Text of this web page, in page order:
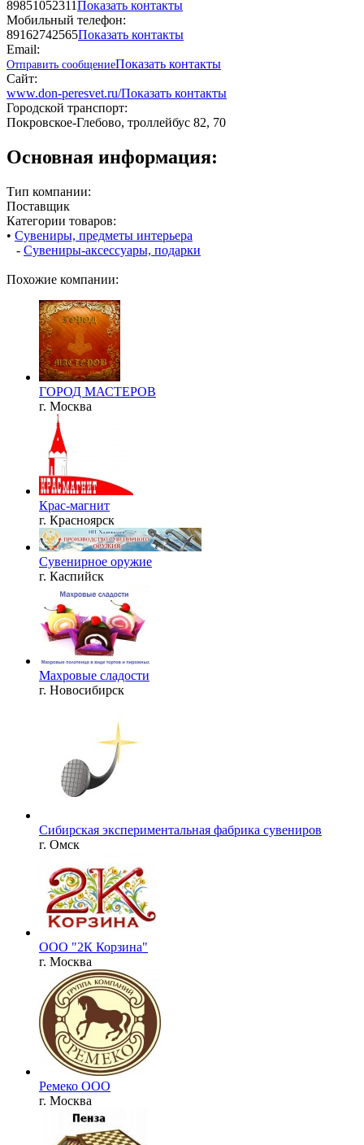
89851052311Показать контакты
Мобильный телефон:
89162742565Показать контакты
Email:
Отправить сообщениеПоказать контакты
Сайт:
www.don-peresvet.ru/Показать контакты
Городской транспорт:
Покровское-Глебово, троллейбус 82, 70
Основная информация:
Тип компании:
Поставщик
Категории товаров:
• Сувениры, предметы интерьера
- Сувениры-аксессуары, подарки
Похожие компании:
ГОРОД МАСТЕРОВ
г. Москва
Крас-магнит
г. Красноярск
Сувенирное оружие
г. Каспийск
Махровые сладости
г. Новосибирск
Сибирская экспериментальная фабрика сувениров
г. Омск
ООО "2К Корзина"
г. Москва
Ремеко ООО
г. Москва